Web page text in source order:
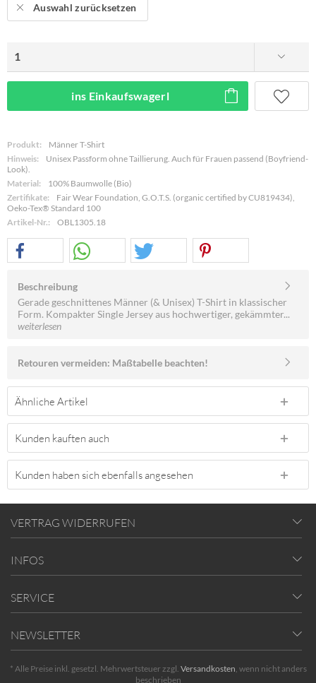
Auswahl zurücksetzen
ins Einkaufswagerl
Produkt:
Männer T-Shirt
Hinweis:
Unisex Passform ohne Taillierung. Auch für Frauen passend (Boyfriend-
Look).
Material:
100% Baumwolle (Bio)
Zertifikate:
Fair Wear Foundation, G.O.T.S. (organic certified by CU819434),
Oeko-Tex® Standard 100
Artikel-Nr.:
OBL1305.18
Beschreibung
Gerade geschnittenes Männer (& Unisex) T-Shirt in klassischer
Form. Kompakter Single Jersey aus hochwertiger, gekämmter...
weiterlesen
Retouren vermeiden: Maßtabelle beachten!
Ähnliche Artikel
Kunden kauften auch
Kunden haben sich ebenfalls angesehen
VERTRAG WIDERRUFEN
INFOS
SERVICE
NEWSLETTER
* Alle Preise inkl. gesetzl. Mehrwertsteuer zzgl. Versandkosten, wenn nicht anders
beschrieben